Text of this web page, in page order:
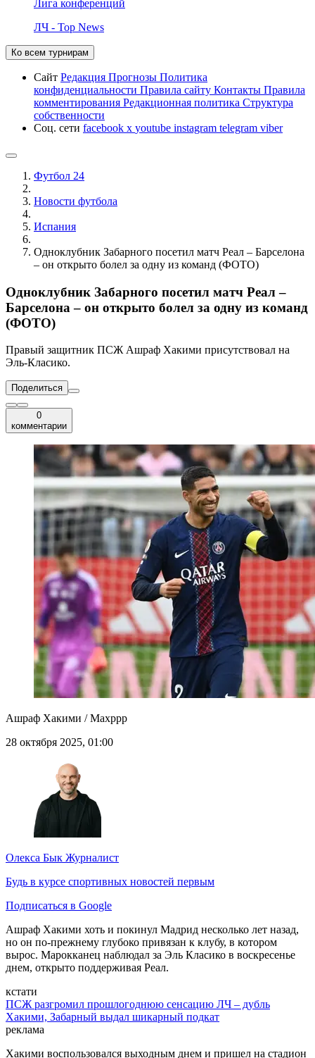
Лига конференций
ЛЧ - Top News
Ко всем турнирам
Сайт Редакция Прогнозы Политика
конфиденциальности Правила сайту Контакты Правила
комментирования Редакционная политика Структура
собственности
Соц. сети facebook x youtube instagram telegram viber
Футбол 24
Новости футбола
Испания
Одноклубник Забарного посетил матч Реал – Барселона
– он открыто болел за одну из команд (ФОТО)
Одноклубник Забарного посетил матч Реал –
Барселона – он открыто болел за одну из команд
(ФОТО)
Правый защитник ПСЖ Ашраф Хакими присутствовал на
Эль-Класико.
Поделиться
0
комментарии
Ашраф Хакими / Maxppp
28 октября 2025, 01:00
Олекса Бык Журналист
Будь в курсе спортивных новостей первым
Подписаться в Google
Ашраф Хакими хоть и покинул Мадрид несколько лет назад,
но он по-прежнему глубоко привязан к клубу, в котором
вырос. Марокканец наблюдал за Эль Класико в воскресенье
днем, открыто поддерживая Реал.
кстати
ПСЖ разгромил прошлогоднюю сенсацию ЛЧ – дубль
Хакими, Забарный выдал шикарный подкат
реклама
Хакими воспользовался выходным днем и пришел на стадион